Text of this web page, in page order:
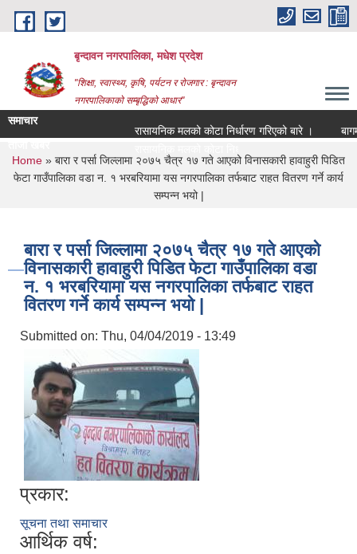
Skip to main content
बृन्दावन नगरपालिका, मधेश प्रदेश
"शिक्षा, स्वास्थ्य, कृषि, पर्यटन र रोजगार : बृन्दावन
नगरपालिकाको सम्बृद्धिको आधार"
समाचार
रासायनिक मलको कोटा निर्धारण गरिएको बारे ।
You are here
Home » बारा र पर्सा जिल्लामा २०७५ चैत्र १७ गते आएको विनासकारी हावाहुरी पिडित
फेटा गाउँपालिका वडा न. १ भरबरियामा यस नगरपालिका तर्फबाट राहत वितरण गर्ने कार्य
सम्पन्न भयो |
बारा र पर्सा जिल्लामा २०७५ चैत्र १७ गते आएको
विनासकारी हावाहुरी पिडित फेटा गाउँपालिका वडा
न. १ भरबरियामा यस नगरपालिका तर्फबाट राहत
वितरण गर्ने कार्य सम्पन्न भयो |
Submitted on: Thu, 04/04/2019 - 13:49
प्रकार:
सूचना तथा समाचार
आर्थिक वर्ष: